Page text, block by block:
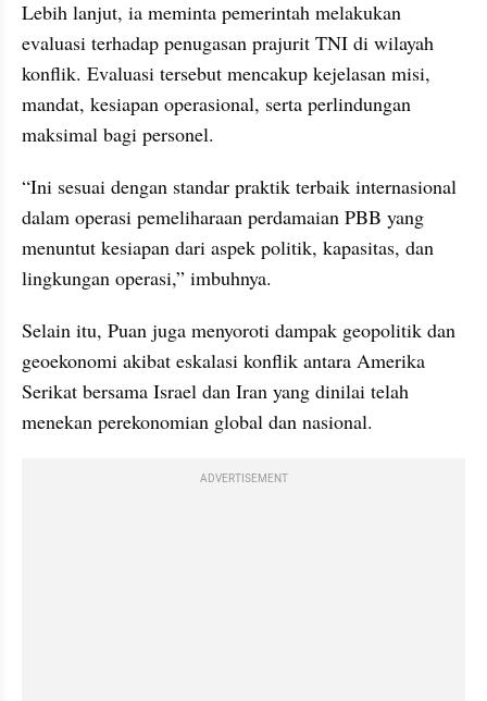
Lebih lanjut, ia meminta pemerintah melakukan
evaluasi terhadap penugasan prajurit TNI di wilayah
konflik. Evaluasi tersebut mencakup kejelasan misi,
mandat, kesiapan operasional, serta perlindungan
maksimal bagi personel.
“Ini sesuai dengan standar praktik terbaik internasional
dalam operasi pemeliharaan perdamaian PBB yang
menuntut kesiapan dari aspek politik, kapasitas, dan
lingkungan operasi,” imbuhnya.
Selain itu, Puan juga menyoroti dampak geopolitik dan
geoekonomi akibat eskalasi konflik antara Amerika
Serikat bersama Israel dan Iran yang dinilai telah
menekan perekonomian global dan nasional.
ADVERTISEMENT